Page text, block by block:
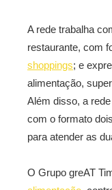
A rede trabalha
restaurante, com
shoppings; e
alimentação,
Além disso, a
com o formato
para atender as
O Grupo greAT